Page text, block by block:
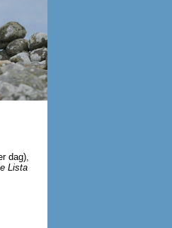
dag),
Lista